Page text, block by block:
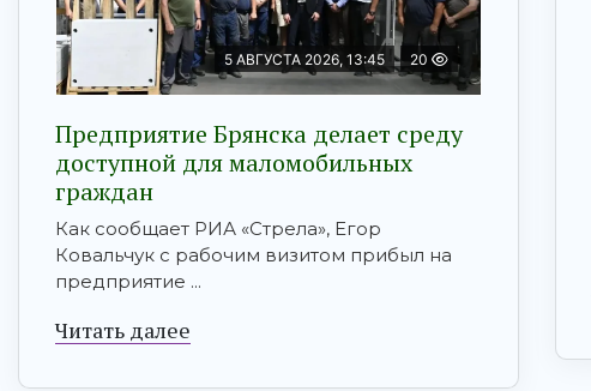
5 АВГУСТА 2026, 13:45 20
Предприятие Брянска делает среду
доступной для маломобильных
граждан
Как сообщает РИА «Стрела», Егор
Ковальчук с рабочим визитом прибыл на
предприятие ...
Читать далее